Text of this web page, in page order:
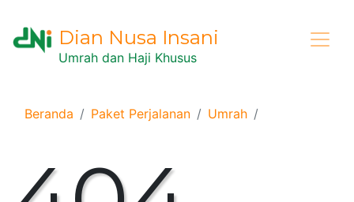
Dian Nusa Insani
Umrah dan Haji Khusus
Beranda Paket Perjalanan Umrah